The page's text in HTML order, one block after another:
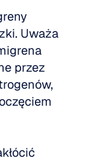
Uważa
przez